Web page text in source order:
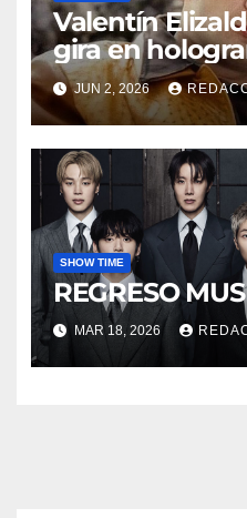
Valentín
gira en
JUN 2, 2026
SHOW TIME
REGRESO
MAR 18, 2026